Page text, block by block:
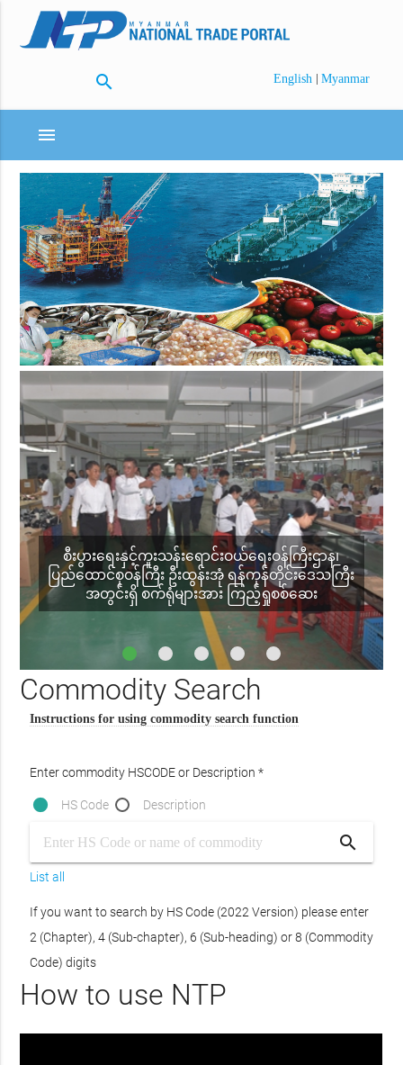
search English | Myanmar
menu
စီးပွားရေးနှင့်ကူးသန်းရောင်းဝယ်ရေးဝန်ကြီးဌာန၊
ပြည်ထောင်စုဝန်ကြီး ဦးထွန်းအုံ ရန်ကုန်တိုင်းဒေသကြီး
အတွင်းရှိ စက်ရုံများအား ကြည့်ရှုစစ်ဆေး
Commodity Search
Instructions for using commodity search function
Enter commodity HSCODE or Description *
HS Code Description
search
List all
If you want to search by HS Code (2022 Version) please enter
2 (Chapter), 4 (Sub-chapter), 6 (Sub-heading) or 8 (Commodity
Code) digits
How to use NTP